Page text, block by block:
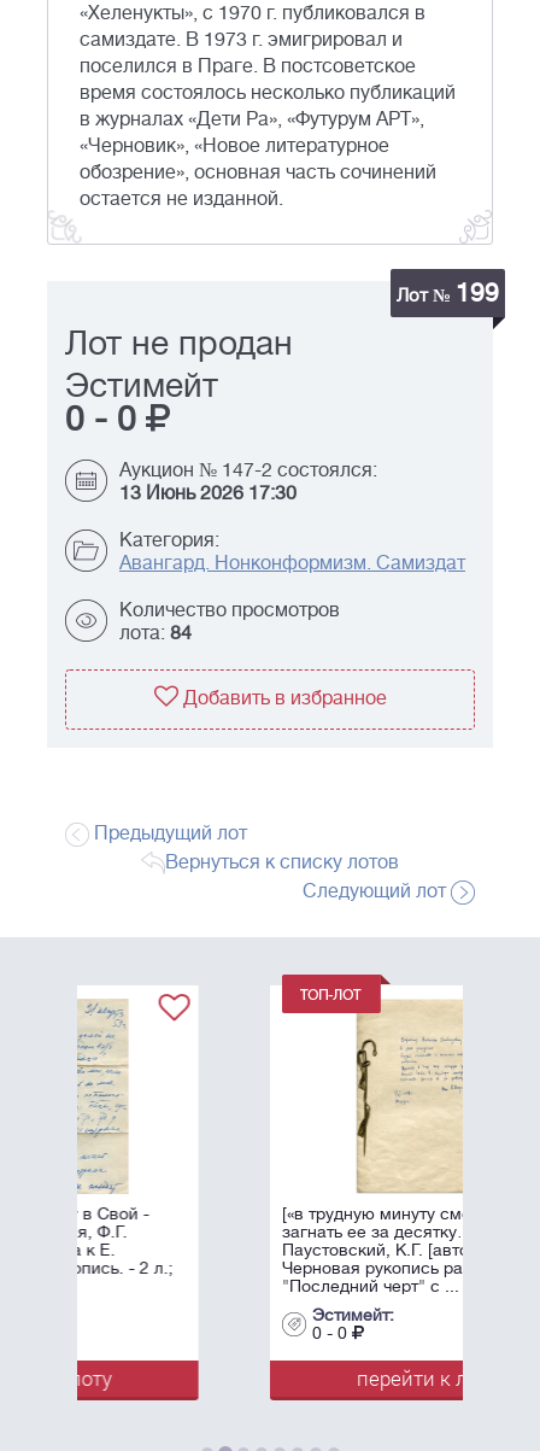
«Хеленукты», с 1970 г. публиковался в
самиздате. В 1973 г. эмигрировал и
поселился в Праге. В постсоветское
время состоялось несколько публикаций
в журналах «Дети Ра», «Футурум АРТ»,
«Черновик», «Новое литературное
обозрение», основная часть сочинений
остается не изданной.
Лот № 199
Лот не продан
Эстимейт
0 - 0
Аукцион № 147-2 состоялся:
13 Июнь 2026 17:30
Категория:
Авангард. Нонконформизм. Самиздат
Количество просмотров
лота: 84
Добавить в избранное
Предыдущий лот
Вернуться к списку лотов
Следующий лот
[«в трудную минуту сможете
загнать ее за десятку…»]
Паустовский, К.Г. [автограф].
Черновая рукопись рассказа
"Последний черт" с ...